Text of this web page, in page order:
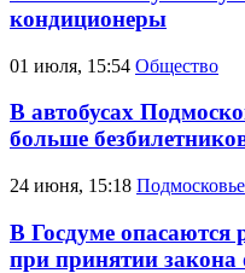
кондиционеры
01 июля, 15:54 Общество
В автобусах
больше
24 июня, 15:18 Подмосковье
В Госдуме опасаются
при принятии закона